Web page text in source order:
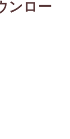
ンロー